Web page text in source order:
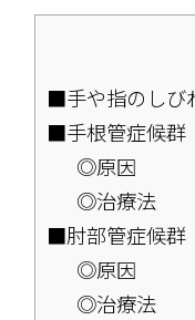
■手や指のしび
■手根管症候群
◎原因
◎治療法
■肘部管症候群
◎原因
◎治療法